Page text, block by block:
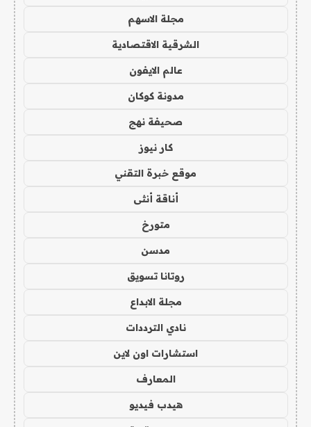
مجلة الاسهم
الشرقية الاقتصادية
عالم الايفون
مدونة كوكان
صحيفة نهج
كار نيوز
موقع خبرة التقني
أناقة أنثى
متورخ
مدسن
روتانا تسويق
مجلة الابداع
نادي الترددات
استشارات اون لاين
المعارف
هيدب فيديو